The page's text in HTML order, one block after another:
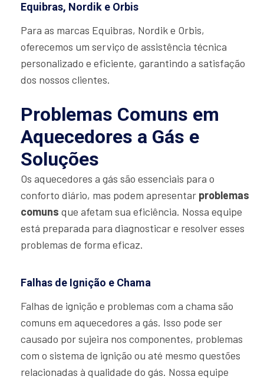
Equibras, Nordik e Orbis
Para as marcas Equibras, Nordik e Orbis,
oferecemos um serviço de assistência técnica
personalizado e eficiente, garantindo a satisfação
dos nossos clientes.
Problemas Comuns em
Aquecedores a Gás e
Soluções
Os aquecedores a gás são essenciais para o
conforto diário, mas podem apresentar problemas
comuns que afetam sua eficiência. Nossa equipe
está preparada para diagnosticar e resolver esses
problemas de forma eficaz.
Falhas de Ignição e Chama
Falhas de ignição e problemas com a chama são
comuns em aquecedores a gás. Isso pode ser
causado por sujeira nos componentes, problemas
com o sistema de ignição ou até mesmo questões
relacionadas à qualidade do gás. Nossa equipe